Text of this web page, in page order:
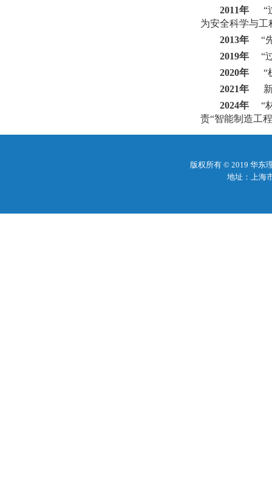
2011年
“
为安全科学与工
2013年
“
2019年
“
2020年
“
2021年
2024年
“
责“智能制造工
版权所有 © 2019 华东
地址：上海